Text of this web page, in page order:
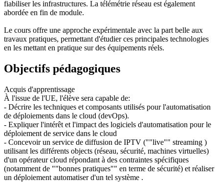
fiabiliser les infrastructures. La télémétrie réseau est également
abordée en fin de module.
Le cours offre une approche expérimentale avec la part belle aux
travaux pratiques, permettant d'étudier ces principales technologies
en les mettant en pratique sur des équipements réels.
Objectifs pédagogiques
Acquis d'apprentissage
À l'issue de l'UE, l'élève sera capable de:
- Décrire les techniques et composants utilisés pour l'automatisation
de déploiements dans le cloud (devOps).
- Expliquer l'intérêt et l'impact des logiciels d'automatisation pour le
déploiement de service dans le cloud
- Concevoir un service de diffusion de IPTV (""live"" streaming )
utilisant les différents objects (réseau, sécurité, machines virtuelles)
d'un opérateur cloud répondant à des contraintes spécifiques
(notamment de ""bonnes pratiques"" en terme de sécurité) et réaliser
un déploiement automatiser d'un tel système .